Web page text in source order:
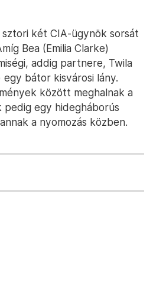
két CIA-ügynök sorsát
Bea (Emilia Clarke)
addig partnere, Twila
egy bátor kisvárosi lány.
között meghalnak a
pedig egy hidegháborús
a nyomozás közben.